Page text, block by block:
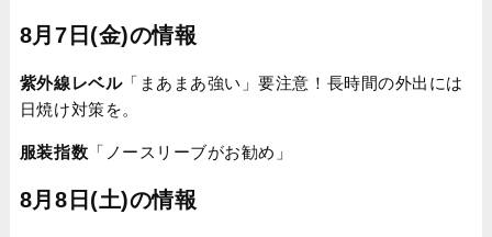
8月7日(金)の情報
紫外線レベル「まあまあ強い」要注意！長時間の外出には
日焼け対策を。
服装指数 「ノースリーブがお勧め」
8月8日(土)の情報